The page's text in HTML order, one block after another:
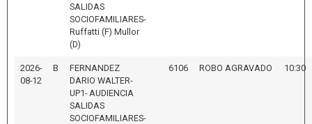
SALIDAS
SOCIOFAMILIARES-
Ruffatti (F) Mullor
(D)
2026-
08-12
B
FERNANDEZ
DARIO WALTER-
UP1- AUDIENCIA
SALIDAS
SOCIOFAMILIARES-
6106 ROBO AGRAVADO 10:30